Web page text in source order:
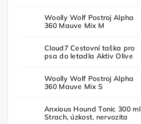
Woolly Wolf Postroj Alpha
360 Mauve Mix M
Cloud7 Cestovní taška pro
psa do letadla Aktiv Olive
Woolly Wolf Postroj Alpha
360 Mauve Mix S
Anxious Hound Tonic 300 ml
Strach, úzkost, nervozita